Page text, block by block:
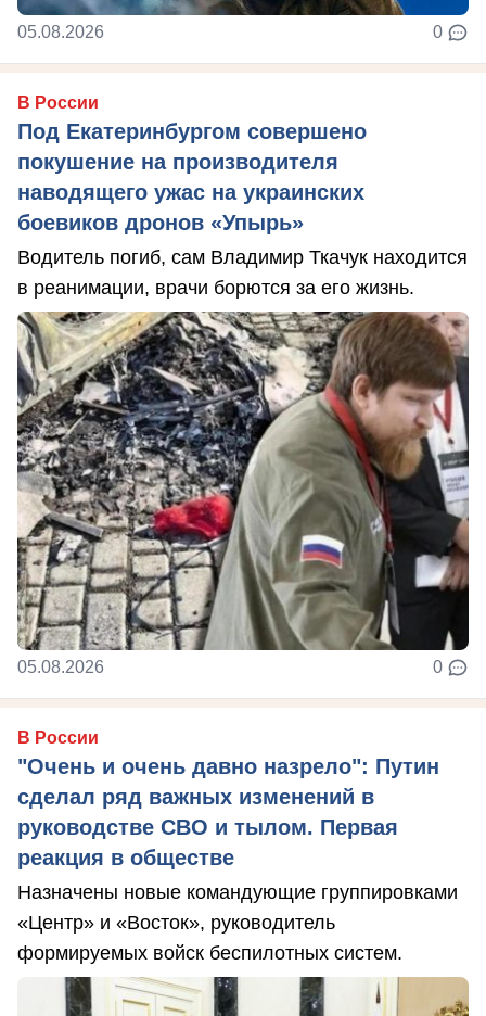
05.08.2026 0
В России
Под Екатеринбургом совершено
покушение на производителя
наводящего ужас на украинских
боевиков дронов «Упырь»
Водитель погиб, сам Владимир Ткачук находится
в реанимации, врачи борются за его жизнь.
05.08.2026 0
В России
"Очень и очень давно назрело": Путин
сделал ряд важных изменений в
руководстве СВО и тылом. Первая
реакция в обществе
Назначены новые командующие группировками
«Центр» и «Восток», руководитель
формируемых войск беспилотных систем.